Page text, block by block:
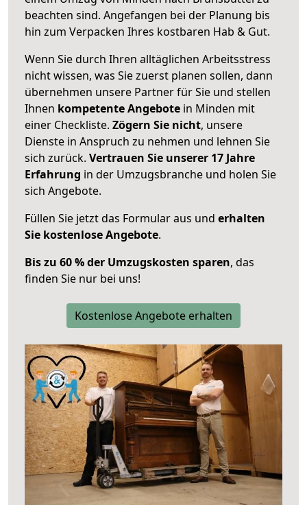
beachten sind. Angefangen bei der Planung bis
hin zum Verpacken Ihres kostbaren Hab & Gut.
Wenn Sie durch Ihren alltäglichen Arbeitsstress
nicht wissen, was Sie zuerst planen sollen, dann
übernehmen unsere Partner für Sie und stellen
Ihnen kompetente Angebote in Minden mit
einer Checkliste. Zögern Sie nicht, unsere
Dienste in Anspruch zu nehmen und lehnen Sie
sich zurück. Vertrauen Sie unserer 17 Jahre
Erfahrung in der Umzugsbranche und holen Sie
sich Angebote.
Füllen Sie jetzt das Formular aus und erhalten
Sie kostenlose Angebote.
Bis zu 60 % der Umzugskosten sparen, das
finden Sie nur bei uns!
Kostenlose Angebote erhalten